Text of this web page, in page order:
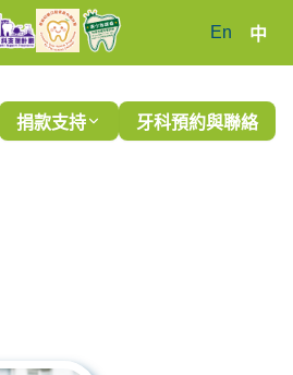
En 中
捐款支持 牙科預約與聯絡